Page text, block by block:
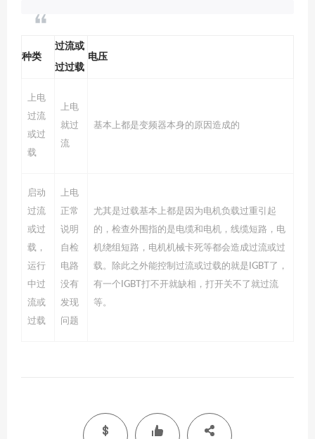
种类
过流或
过过载
电压
上电
过流
或过
载
上电
就过
流
基本上都是变频器本身的原因造成的
启动
过流
或过
载，
运行
中过
流或
过载
上电
正常
说明
自检
电路
没有
发现
问题
尤其是过载基本上都是因为电机负载过重引起
的，检查外围指的是电缆和电机，线缆短路，电
机绕组短路，电机机械卡死等都会造成过流或过
载。除此之外能控制过流或过载的就是IGBT了，
有一个IGBT打不开就缺相，打开关不了就过流
等。